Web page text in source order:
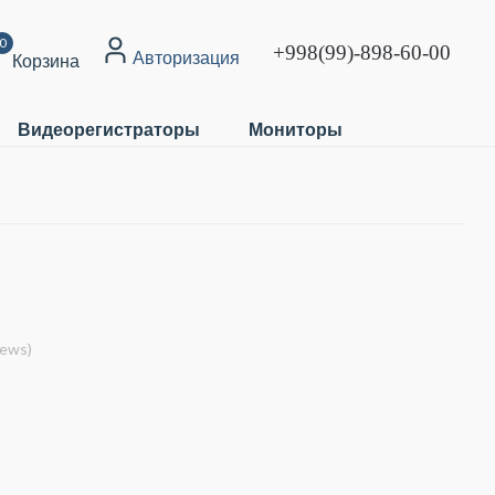
Корзина Авторизация +998(99)-898-60-00
Видеорегистраторы Мониторы